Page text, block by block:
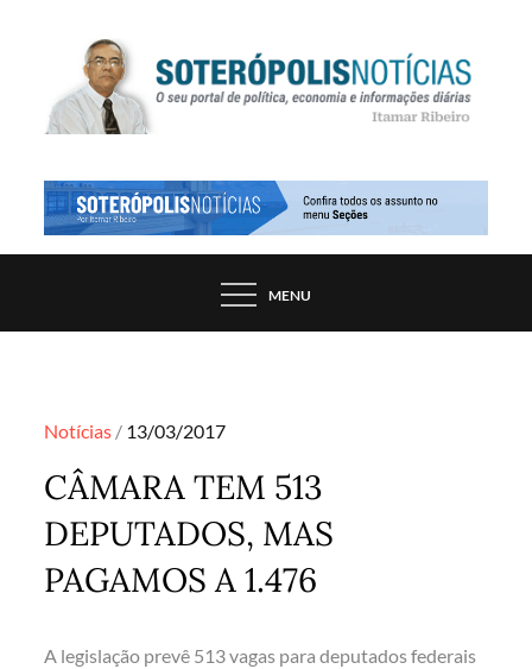
SOTERÓPOLIS NOTÍCIAS
PORTAL DE NOTÍCIAS DE SALVADOR E
MENU
Notícias Posted
13/03/2017
CÂMARA TEM 513
DEPUTADOS, MAS
PAGAMOS A 1.476
A legislação prevê 513 vagas para deputados federais